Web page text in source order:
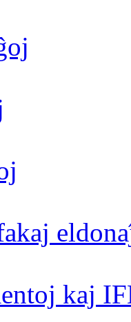
kaj